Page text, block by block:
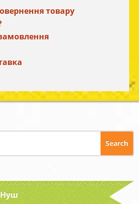
товару
Нуш